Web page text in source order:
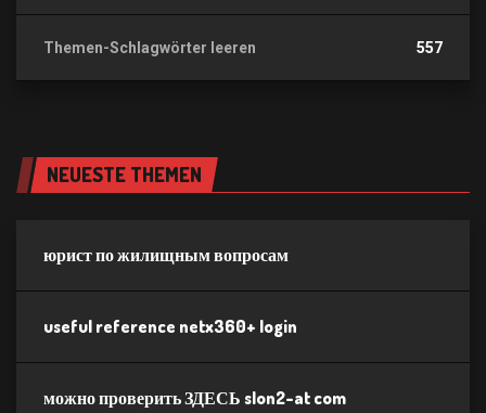
Themen-Schlagwörter leeren 557
NEUESTE THEMEN
юрист по жилищным вопросам
useful reference netx360+ login
можно проверить ЗДЕСЬ slon2-at com